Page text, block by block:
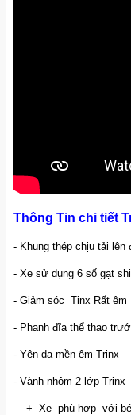
Thông Tin chi tiết
- Khung thép chịu tải
- Xe sử dụng 6 số gạt
- Giảm sóc Tinx Rất êm
- Phanh đĩa thể thao
- Yên da mền êm Trinx
- Vành nhôm 2 lớp Trinx
+ Xe phù hợp với bé